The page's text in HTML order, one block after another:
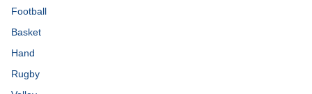
Football
Basket
Hand
Rugby